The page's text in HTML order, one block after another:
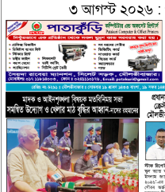
৩ আগস্ট ২০২৬ :